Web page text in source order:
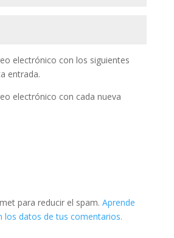
electrónico con los siguientes
entrada.
electrónico con cada nueva
para reducir el spam. Aprende
los datos de tus comentarios.